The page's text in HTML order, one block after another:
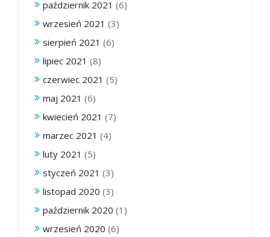
październik 2021 (6)
wrzesień 2021 (3)
sierpień 2021 (6)
lipiec 2021 (8)
czerwiec 2021 (5)
maj 2021 (6)
kwiecień 2021 (7)
marzec 2021 (4)
luty 2021 (5)
styczeń 2021 (3)
listopad 2020 (3)
październik 2020 (1)
wrzesień 2020 (6)